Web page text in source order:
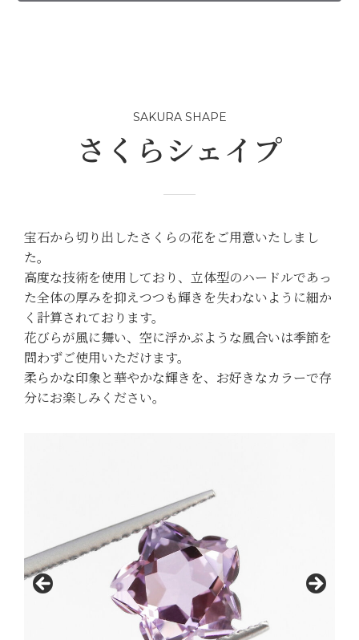
SAKURA SHAPE
さくらシェイプ
宝石から切り出したさくらの花をご用意いたしまし
た。
高度な技術を使用しており、立体型のハードルであっ
た全体の厚みを抑えつつも輝きを失わないように細か
く計算されております。
花びらが風に舞い、空に浮かぶような風合いは季節を
問わずご使用いただけます。
柔らかな印象と華やかな輝きを、お好きなカラーで存
分にお楽しみください。